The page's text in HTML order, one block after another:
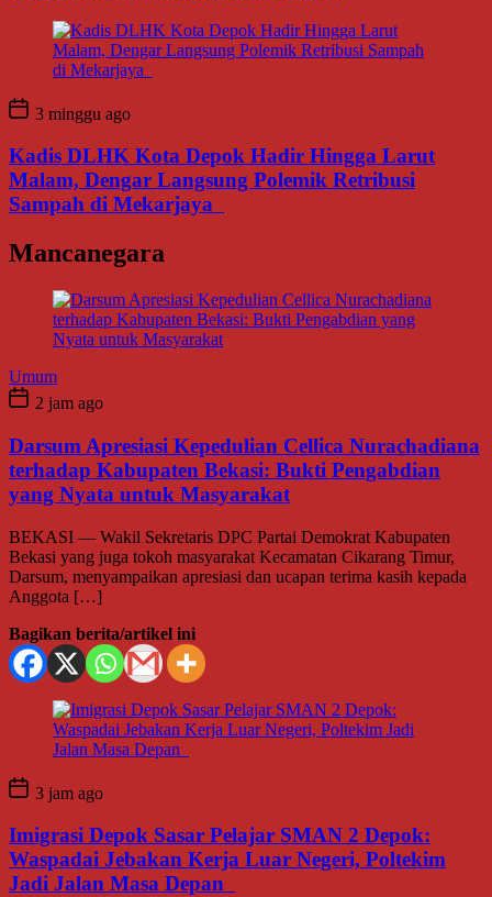
3 minggu ago
Kadis DLHK Kota Depok Hadir Hingga Larut
Malam, Dengar Langsung Polemik Retribusi
Sampah di Mekarjaya
Mancanegara
Umum
2 jam ago
Darsum Apresiasi Kepedulian Cellica Nurachadiana
terhadap Kabupaten Bekasi: Bukti Pengabdian
yang Nyata untuk Masyarakat
BEKASI — Wakil Sekretaris DPC Partai Demokrat Kabupaten
Bekasi yang juga tokoh masyarakat Kecamatan Cikarang Timur,
Darsum, menyampaikan apresiasi dan ucapan terima kasih kepada
Anggota […]
Bagikan berita/artikel ini
3 jam ago
Imigrasi Depok Sasar Pelajar SMAN 2 Depok:
Waspadai Jebakan Kerja Luar Negeri, Poltekim
Jadi Jalan Masa Depan